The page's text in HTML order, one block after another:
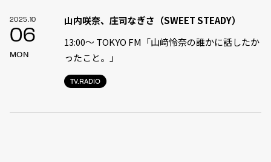
2025.10
06
MON
TV.RADIO
山内咲奈、庄司なぎさ（SWEET STEADY）
13:00〜 TOKYO FM「山﨑怜奈の誰かに話したか
ったこと。」